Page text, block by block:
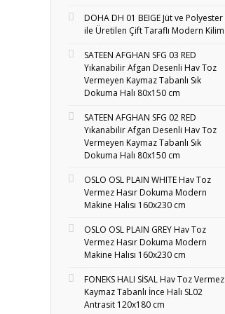
DOHA DH 01 BEIGE Jüt ve Polyester
ile Üretilen Çift Taraflı Modern Kilim
SATEEN AFGHAN SFG 03 RED
Yıkanabilir Afgan Desenli Hav Toz
Vermeyen Kaymaz Tabanlı Sık
Dokuma Halı 80x150 cm
SATEEN AFGHAN SFG 02 RED
Yıkanabilir Afgan Desenli Hav Toz
Vermeyen Kaymaz Tabanlı Sık
Dokuma Halı 80x150 cm
OSLO OSL PLAIN WHITE Hav Toz
Vermez Hasır Dokuma Modern
Makine Halısı 160x230 cm
OSLO OSL PLAIN GREY Hav Toz
Vermez Hasır Dokuma Modern
Makine Halısı 160x230 cm
FONEKS HALI SİSAL Hav Toz Vermez
Kaymaz Tabanlı İnce Halı SL02
Antrasit 120x180 cm